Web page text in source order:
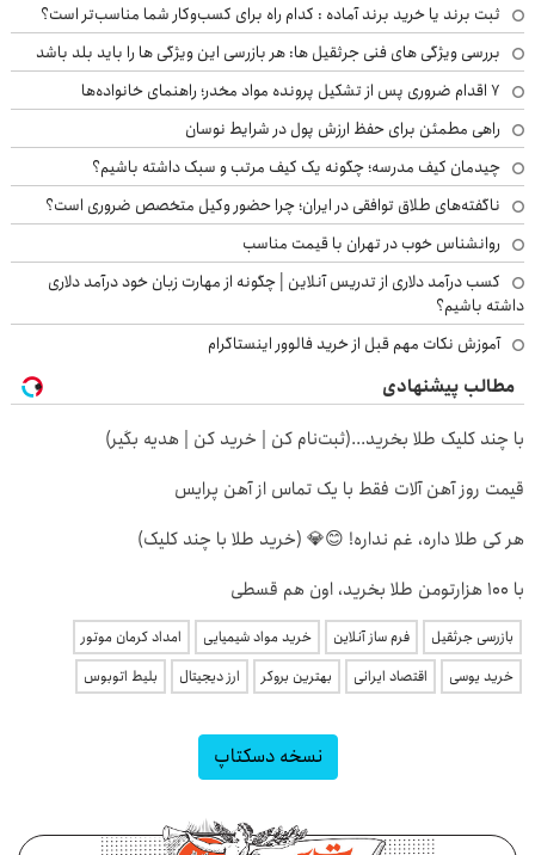
ثبت برند یا خرید برند آماده : کدام راه برای کسب‌وکار شما مناسب‌تر است؟
بررسی ویژگی های فنی جرثقیل ها: هر بازرسی این ویژگی ها را باید بلد باشد
۷ اقدام ضروری پس از تشکیل پرونده مواد مخدر؛ راهنمای خانواده‌ها
راهی مطمئن برای حفظ ارزش پول در شرایط نوسان
چیدمان کیف مدرسه؛ چگونه یک کیف مرتب و سبک داشته باشیم؟
ناگفته‌های طلاق توافقی در ایران؛ چرا حضور وکیل متخصص ضروری است؟
روانشناس خوب در تهران با قیمت مناسب
کسب درآمد دلاری از تدریس آنلاین | چگونه از مهارت زبان خود درآمد دلاری
داشته باشیم؟
آموزش نکات مهم قبل از خرید فالوور اینستاگرام
مطالب پیشنهادی
با چند کلیک طلا بخرید...(ثبت‌نام کن | خرید کن | هدیه بگیر)
قیمت روز آهن آلات فقط با یک تماس از آهن پرایس
هر کی طلا داره، غم نداره! 😊💎 (خرید طلا با چند کلیک)
با ۱۰۰ هزارتومن طلا بخرید، اون هم قسطی
بازرسی جرثقیل فرم ساز آنلاین خرید مواد شیمیایی
امداد کرمان موتور
خرید یوسی
اقتصاد ایرانی بهترین بروکر ارز دیجیتال بلیط اتوبوس
نسخه دسکتاپ